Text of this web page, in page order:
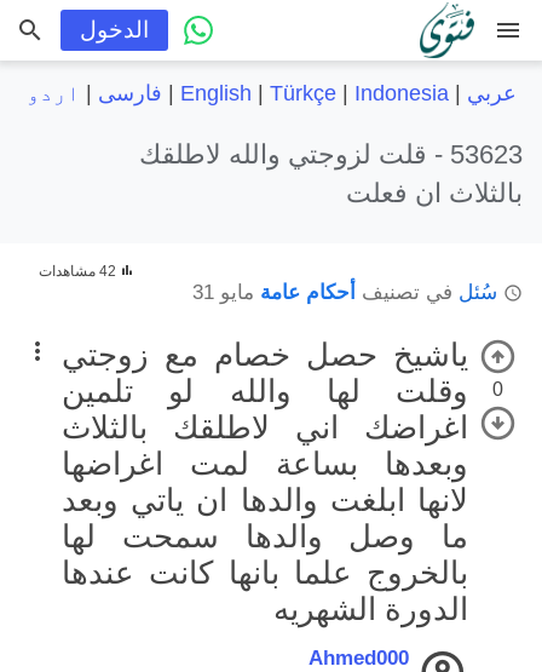
menu الدخول
عربي |
English Türkçe| Indonesia فارسی اردو
53623 -
قلت لزوجتي والله لاطلقك
بالثلاث ان فعلت
سُئل في تصنيف أحكام عامة مايو 31
42 مشاهدات
0
ياشيخ حصل خصام مع زوجتي
وقلت لها والله لو تلمين
اغراضك اني لاطلقك بالثلاث
وبعدها بساعة لمت اغراضها
لانها ابلغت والدها ان ياتي وبعد
ما وصل والدها سمحت لها
بالخروج علما بانها كانت عندها
الدورة الشهريه
Ahmed000